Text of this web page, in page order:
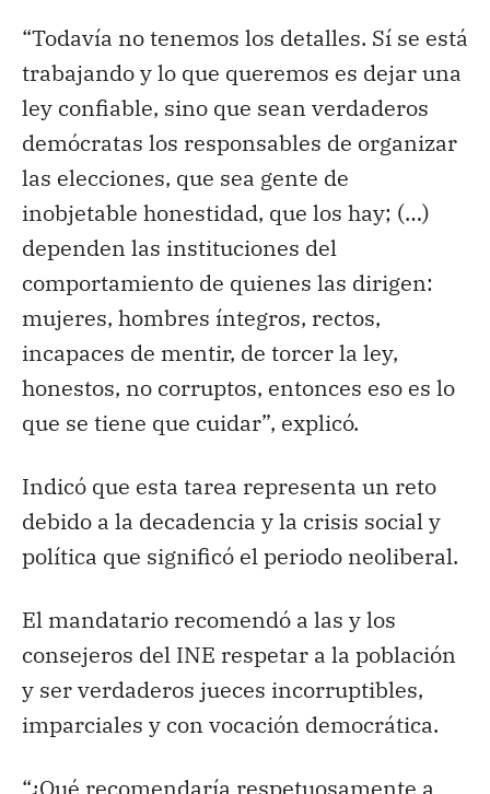
“Todavía no tenemos los detalles. Sí se está
trabajando y lo que queremos es dejar una
ley confiable, sino que sean verdaderos
demócratas los responsables de organizar
las elecciones, que sea gente de
inobjetable honestidad, que los hay; (…)
dependen las instituciones del
comportamiento de quienes las dirigen:
mujeres, hombres íntegros, rectos,
incapaces de mentir, de torcer la ley,
honestos, no corruptos, entonces eso es lo
que se tiene que cuidar”, explicó.
Indicó que esta tarea representa un reto
debido a la decadencia y la crisis social y
política que significó el periodo neoliberal.
El mandatario recomendó a las y los
consejeros del INE respetar a la población
y ser verdaderos jueces incorruptibles,
imparciales y con vocación democrática.
“¿Qué recomendaría respetuosamente a